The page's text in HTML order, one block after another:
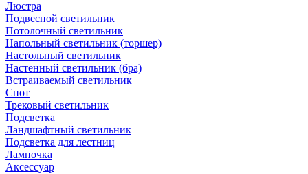
Люстра
Подвесной светильник
Потолочный светильник
Напольный светильник (торшер)
Настольный светильник
Настенный светильник (бра)
Встраиваемый светильник
Спот
Трековый светильник
Подсветка
Ландшафтный светильник
Подсветка для лестниц
Лампочка
Аксессуар